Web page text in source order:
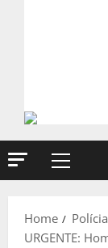
Primary
Home
Polícia
URGENTE: